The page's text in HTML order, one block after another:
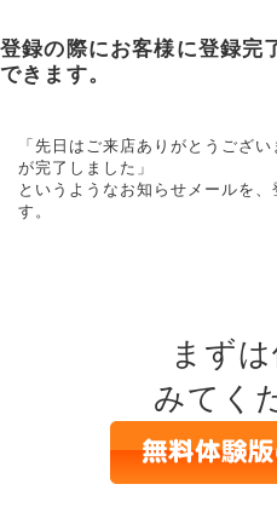
登録の際にお客様に登録完
できます。
「先日はご来店ありがとうござ
が完了しました」
というようなお知らせメールを
す。
まず
みてく